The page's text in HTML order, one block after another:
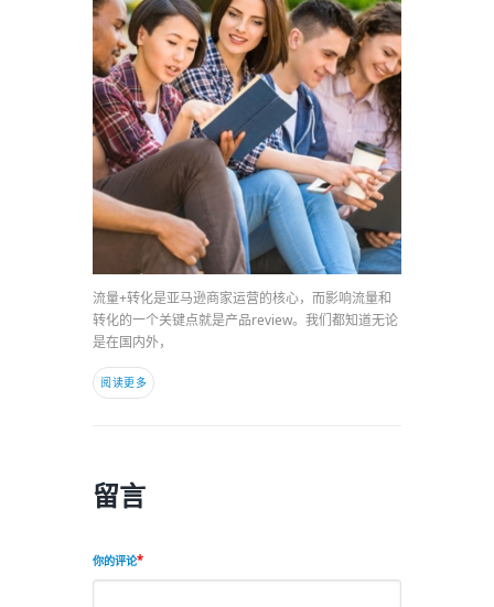
流量+转化是亚马逊商家运营的核心，而影响流量和
转化的一个关键点就是产品review。我们都知道无论
是在国内外，
阅读更多
留言
你的评论